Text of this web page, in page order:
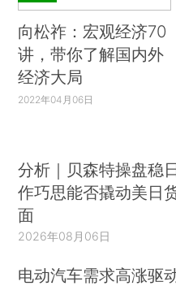
向松祚：宏观经济70
讲，带你了解国内外
经济大局
2022年04月06日
分析｜贝森特操盘稳
作巧思能否撬动美日
面
2026年08月06日
电动汽车需求高涨驱